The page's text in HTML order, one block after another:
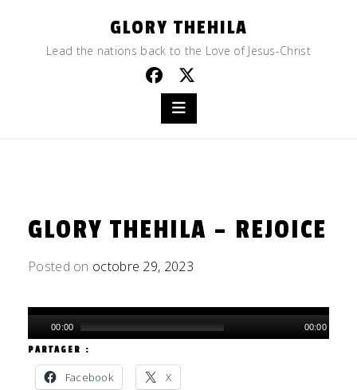
GLORY THEHILA
Lead the nations back to the Love of Jesus-Christ
GLORY THEHILA – REJOICE
Posted on octobre 29, 2023
Lecteur
audio00:00 00:00
PARTAGER :
Facebook X